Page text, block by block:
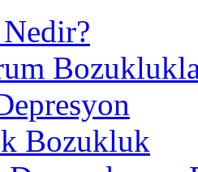
Bozukluk